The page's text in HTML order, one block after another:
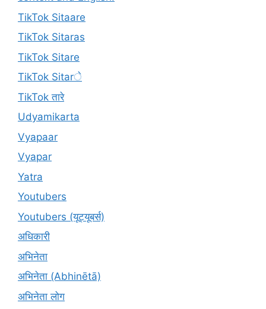
TikTok Sitaare
TikTok Sitaras
TikTok Sitare
TikTok Sitarे
TikTok तारे
Udyamikarta
Vyapaar
Vyapar
Yatra
Youtubers
Youtubers (यूट्यूबर्स)
अधिकारी
अभिनेता
अभिनेता (Abhinētā)
अभिनेता लोग